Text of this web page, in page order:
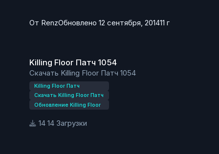
От RenzОбновлено 12 сентября, 201411 г
Killing Floor Патч 1054
Скачать Killing Floor Патч 1054
Killing Floor Патч
Скачать Killing Floor Патч
Обновление Killing Floor
14 Загрузки